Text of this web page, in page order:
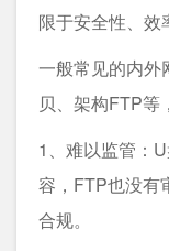
限于安全性、效
一般常见的内外
贝、架构FTP等
1、难以监管：
容，FTP也没有
合规。